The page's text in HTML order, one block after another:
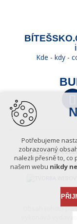
Kde - kdy -
© Copyright
Obsah tohoto
vykonává
Potřebujeme
zobrazovaný
nalezli přesně to, co
našem webu nikdy